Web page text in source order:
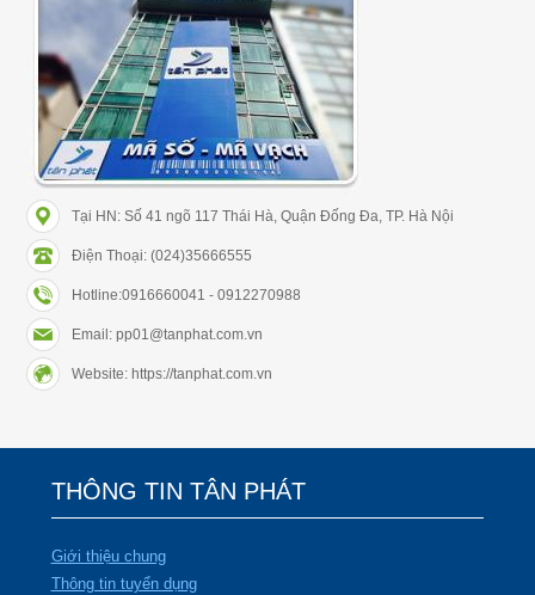
Tại HN: Số 41 ngõ 117 Thái Hà, Quận Đống Đa, TP. Hà Nội
Điện Thoại: (024)35666555
Hotline:0916660041 - 0912270988
Email: pp01@tanphat.com.vn
Website: https://tanphat.com.vn
THÔNG TIN TÂN PHÁT
Giới thiệu chung
Thông tin tuyển dụng